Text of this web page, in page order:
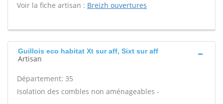
Voir la fiche artisan : Breizh ouvertures
Guillois eco habitat Xt sur aff, Sixt sur aff
Artisan
Département: 35
Isolation des combles non aménageables -